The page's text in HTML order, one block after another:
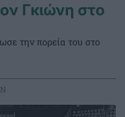
Γκιώνη στο
την πορεία του στο